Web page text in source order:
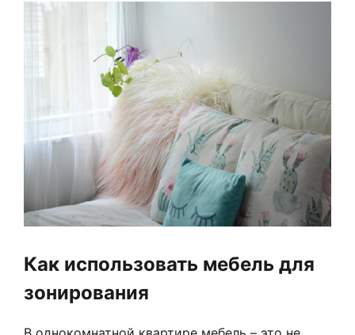
Как использовать мебель для
зонирования